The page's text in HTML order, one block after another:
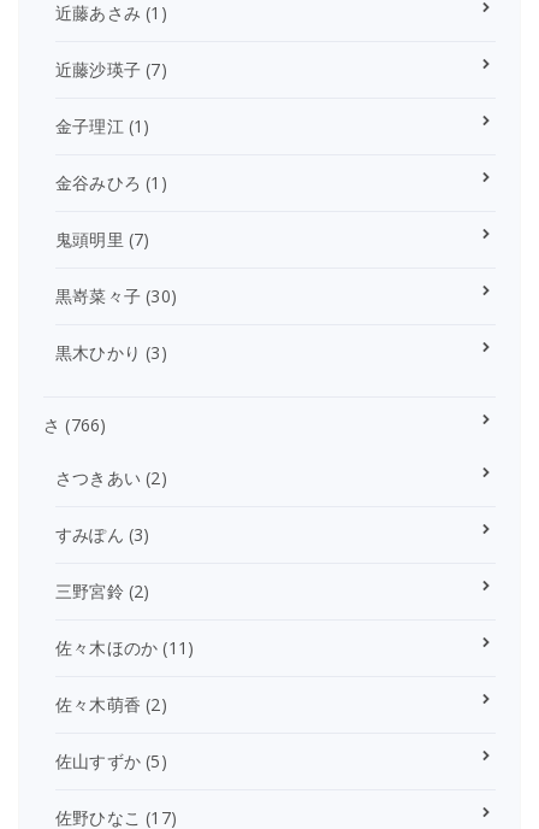
近藤あさみ (1)
近藤沙瑛子 (7)
金子理江(1)
金谷みひろ (1)
鬼頭明里 (7)
黒嵜菜々子 (30)
黒木ひかり (3)
さ (766)
さつきあい (2)
すみぽん (3)
三野宮鈴(2)
佐々木ほのか (11)
佐々木萌香 (2)
佐山すずか (5)
佐野ひなこ (17)